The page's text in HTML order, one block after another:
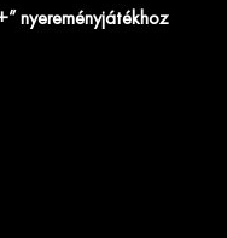
nyereményjátékhoz